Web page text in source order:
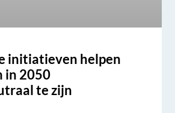
initiatieven helpen
in 2050
te zijn